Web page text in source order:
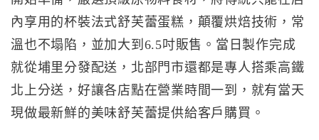
內享用的杯裝法式舒芙蕾蛋糕，顛覆烘焙技術，常
溫也不塌陷，並加大到6.5吋販售。當日製作完成
就從埔里分發配送，北部門市還都是專人搭乘高鐵
北上分送，好讓各店點在營業時間一到，就有當天
現做最新鮮的美味舒芙蕾提供給客戶購買。